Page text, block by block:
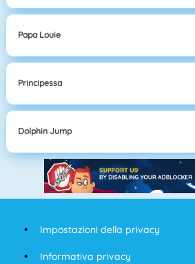
Papa Louie
Principessa
Dolphin Jump
Impostazioni della privacy
Informativa privacy